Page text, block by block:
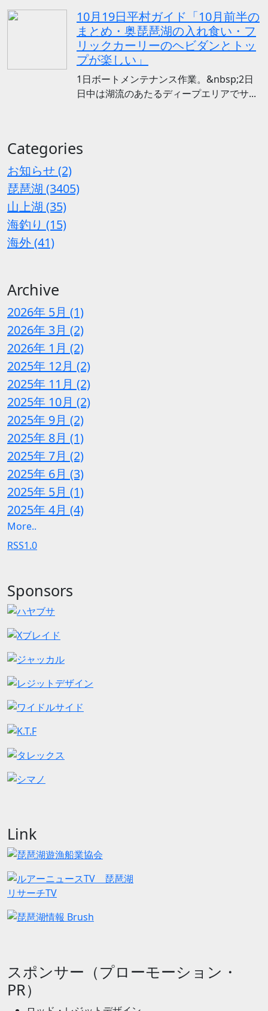
10月19日平村ガイド「10月前半の
まとめ・奥琵琶湖の入れ食い・フ
リックカーリーのヘビダンとトッ
プが楽しい」
1日ボートメンテナンス作業。&nbsp;2日
日中は湖流のあたるディープエリアでサ...
Categories
お知らせ (2)
琵琶湖 (3405)
山上湖 (35)
海釣り (15)
海外 (41)
Archive
2026年 5月 (1)
2026年 3月 (2)
2026年 1月 (2)
2025年 12月 (2)
2025年 11月 (2)
2025年 10月 (2)
2025年 9月 (2)
2025年 8月 (1)
2025年 7月 (2)
2025年 6月 (3)
2025年 5月 (1)
2025年 4月 (4)
More..
RSS1.0
Sponsors
Link
スポンサー（プローモーション・
PR）